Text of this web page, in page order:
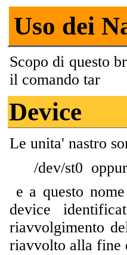
Uso dei
Scopo di questo
il comando tar
Device
Le unita' nastro
/dev/st0
e a questo
device
riavvolgimento
riavvolto alla fine